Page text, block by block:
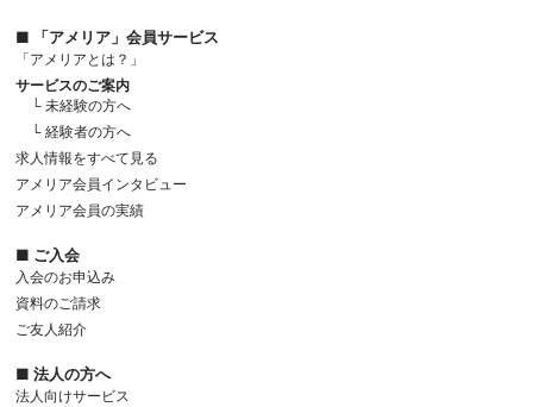
■ 「アメリア」会員サービス
「アメリアとは？」
サービスのご案内
└ 未経験の方へ
└ 経験者の方へ
求人情報をすべて見る
アメリア会員インタビュー
アメリア会員の実績
■ ご入会
入会のお申込み
資料のご請求
ご友人紹介
■ 法人の方へ
法人向けサービス